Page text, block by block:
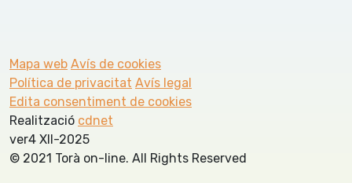
Mapa web Avís de cookies
Política de privacitat Avís legal
Edita consentiment de cookies
Realització cdnet
ver4 XII-2025
© 2021 Torà on-line. All Rights Reserved